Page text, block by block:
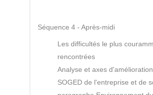
Séquence 4 - Après-midi
Les difficultés le plus
rencontrées
Analyse et axes
SOGED de l'entreprise et de